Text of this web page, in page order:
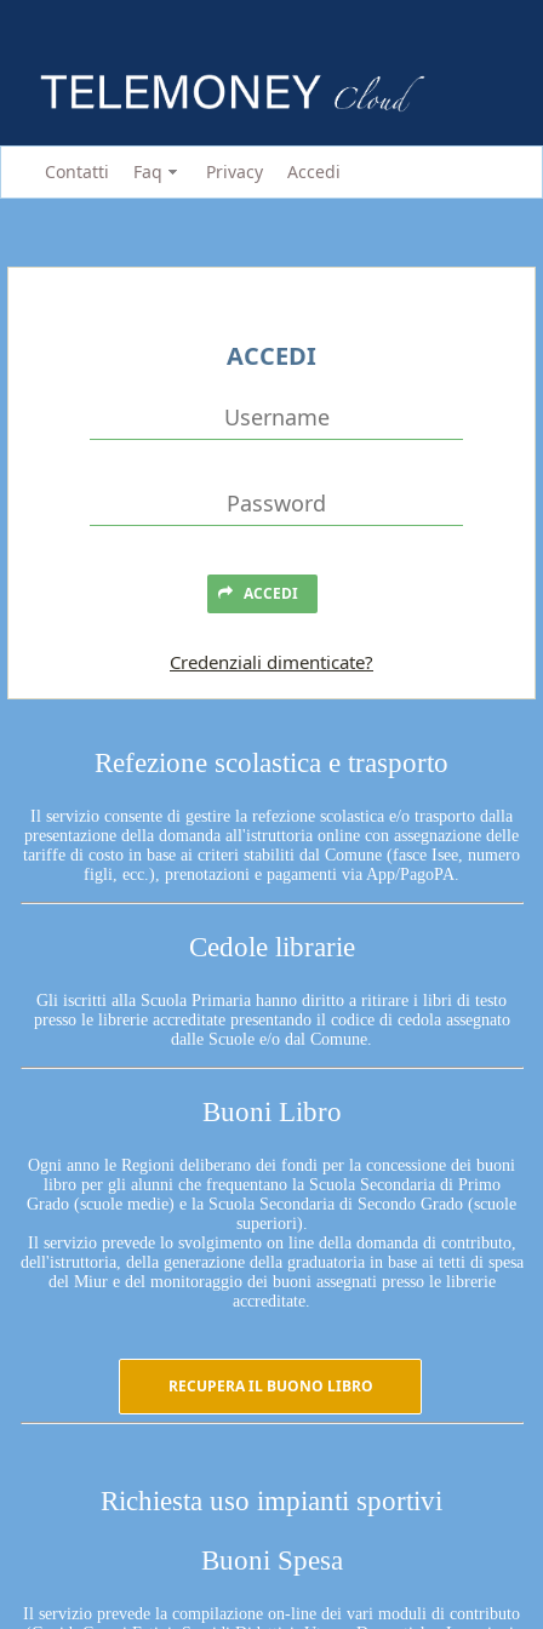
Contatti Faq Privacy Accedi
Refezione scolastica e trasporto
Il servizio consente di gestire la refezione scolastica e/o trasporto dalla
presentazione della domanda all'istruttoria online con assegnazione delle
tariffe di costo in base ai criteri stabiliti dal Comune (fasce Isee, numero
figli, ecc.), prenotazioni e pagamenti via App/PagoPA.
Cedole librarie
Gli iscritti alla Scuola Primaria hanno diritto a ritirare i libri di testo
presso le librerie accreditate presentando il codice di cedola assegnato
dalle Scuole e/o dal Comune.
Buoni Libro
Ogni anno le Regioni deliberano dei fondi per la concessione dei buoni
libro per gli alunni che frequentano la Scuola Secondaria di Primo
Grado (scuole medie) e la Scuola Secondaria di Secondo Grado (scuole
superiori).
Il servizio prevede lo svolgimento on line della domanda di contributo,
dell'istruttoria, della generazione della graduatoria in base ai tetti di spesa
del Miur e del monitoraggio dei buoni assegnati presso le librerie
accreditate.
RECUPERA IL BUONO LIBRO
Richiesta uso impianti sportivi
Buoni Spesa
Il servizio prevede la compilazione on-line dei vari moduli di contributo
ACCEDI
ACCEDI
Credenziali dimenticate?